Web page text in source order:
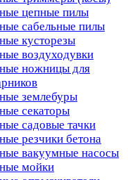
цепные пилы
сабельные пилы
кусторезы
воздуходувки
ножницы для
землебуры
секаторы
садовые тачки
резчики бетона
вакуумные насосы
мойки